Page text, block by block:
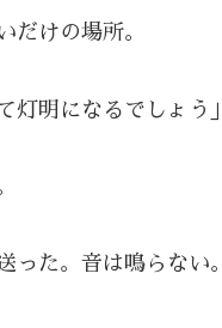
だけの場所。
灯明になるでしょう」
った。音は鳴らない。